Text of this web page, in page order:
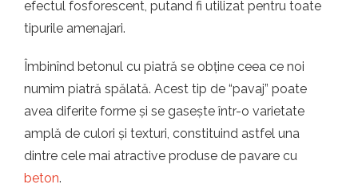
efectul fosforescent, putand fi utilizat pentru toate
tipurile amenajari.
Îmbinînd betonul cu piatră se obține ceea ce noi
numim piatră spălată. Acest tip de “pavaj” poate
avea diferite forme și se gasește într-o varietate
amplă de culori și texturi, constituind astfel una
dintre cele mai atractive produse de pavare cu
beton.